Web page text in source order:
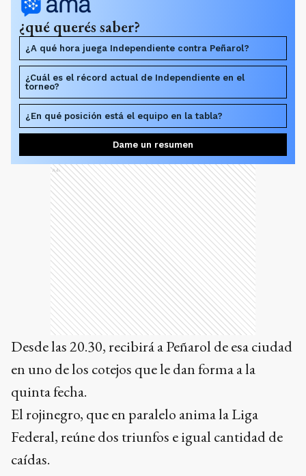
¿qué querés saber?
¿A qué hora juega Independiente contra Peñarol?
¿Cuál es el récord actual de Independiente en el
torneo?
¿En qué posición está el equipo en la tabla?
Dame un resumen
Ads
Desde las 20.30, recibirá a Peñarol de esa ciudad
en uno de los cotejos que le dan forma a la
quinta fecha.
El rojinegro, que en paralelo anima la Liga
Federal, reúne dos triunfos e igual cantidad de
caídas.